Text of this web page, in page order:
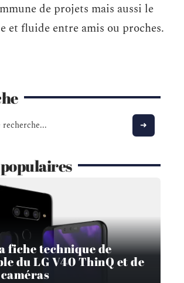
de projets mais aussi le
et fluide entre amis ou proches.
fiche technique de
du LG V40 ThinQ et de